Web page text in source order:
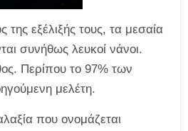
εξέλιξής τους, τα μεσαία
συνήθως λευκοί νάνοι.
Περίπου το 97% των
μελέτη.
που ονομάζεται